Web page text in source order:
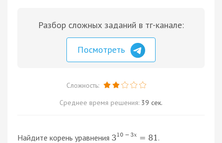
Разбор сложных заданий в тг-канале:
Посмотреть
Сложность:
Среднее время решения: 39 сек.
Найдите корень уравнения 310 − 3x = 81 .